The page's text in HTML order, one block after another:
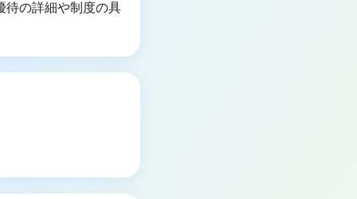
待の詳細や制度の具